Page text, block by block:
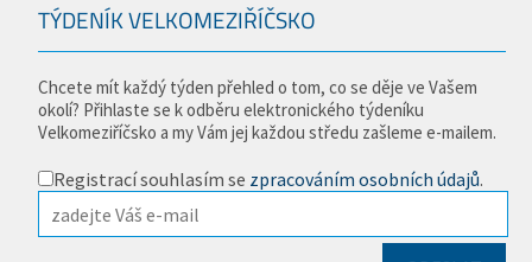
TÝDENÍK VELKOMEZIŘÍČSKO
Chcete mít každý týden přehled o tom, co se děje ve Vašem
okolí? Přihlaste se k odběru elektronického týdeníku
Velkomeziříčsko a my Vám jej každou středu zašleme e-mailem.
Registrací souhlasím se zpracováním osobních údajů.